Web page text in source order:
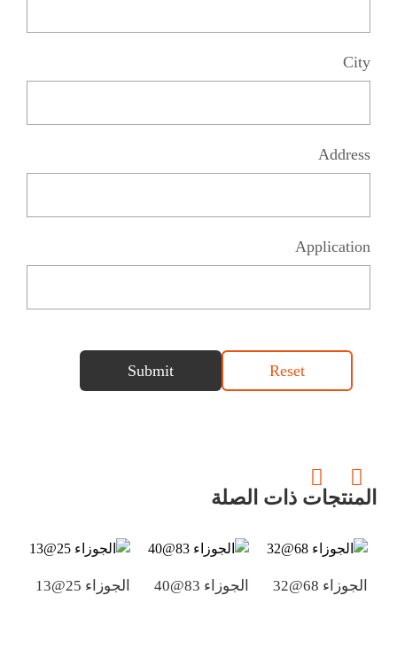
City
Address
Application
Reset
Submit
المنتجات ذات الصلة
الجوزاء 68@32 الجوزاء 83@40 الجوزاء 25@13